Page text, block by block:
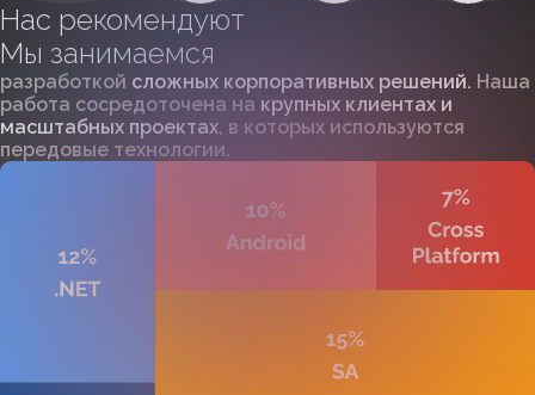
Нас рекомендуют
Мы занимаемся
разработкой сложных корпоративных решений. Наша
работа сосредоточена на крупных клиентах и
масштабных проектах, в которых используются
передовые технологии.